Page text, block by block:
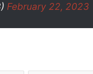
February 22, 2023